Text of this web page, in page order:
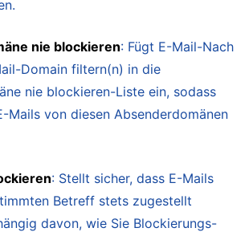
nie blockieren: Fügt E-Mail-Nach
Domain filtern(n) in die
nie blockieren-Liste ein, sodass
Mails von diesen Absenderdomänen
: Stellt sicher, dass E-Mails
Betreff stets zugestellt
davon, wie Sie Blockierungs-